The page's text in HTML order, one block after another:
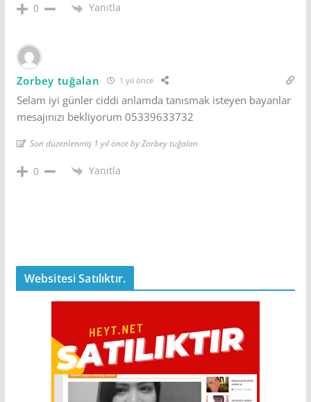
0 Yanıtla
Zorbey tuğalan 1 yıl önce
Selam iyi günler ciddi anlamda tanısmak isteyen bayanlar
mesajınızı bekliyorum 05339633732
Son düzenlenmiş 1 yıl önce by Zorbey tuğalan
0 Yanıtla
Websitesi Satılıktır.